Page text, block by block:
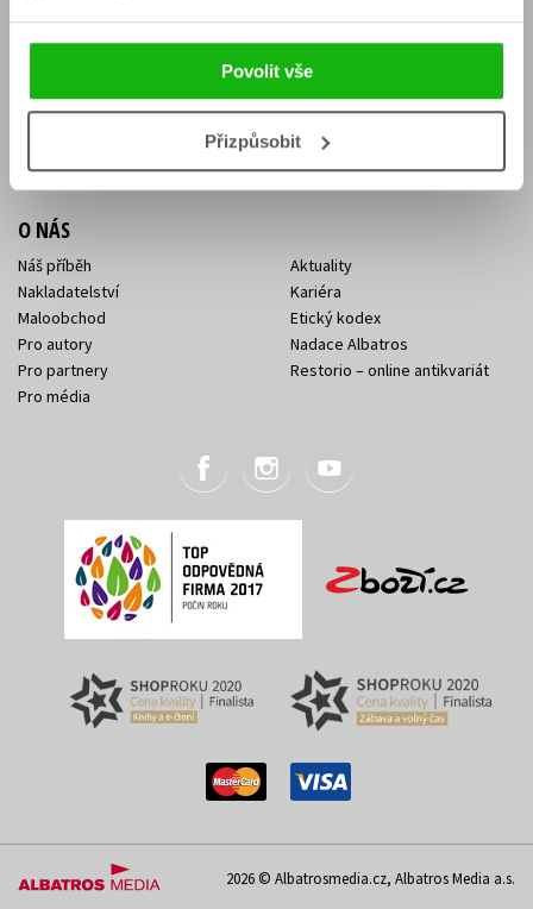
Povolit vše
Přizpůsobit
KONTAKTY
Sídlo společnosti
Kontakty Albatros Media
O NÁS
Náš příběh
Nakladatelství
Maloobchod
Pro autory
Pro partnery
Pro média
Aktuality
Kariéra
Etický kodex
Nadace Albatros
Restorio – online antikvariát
2026 © Albatrosmedia.cz, Albatros Media a.s.